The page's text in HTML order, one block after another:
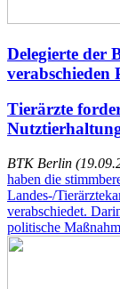
Delegierte der
verabschieden
Tierärzte
BTK Berlin
haben die
Landes-/
verabschiedet.
politische